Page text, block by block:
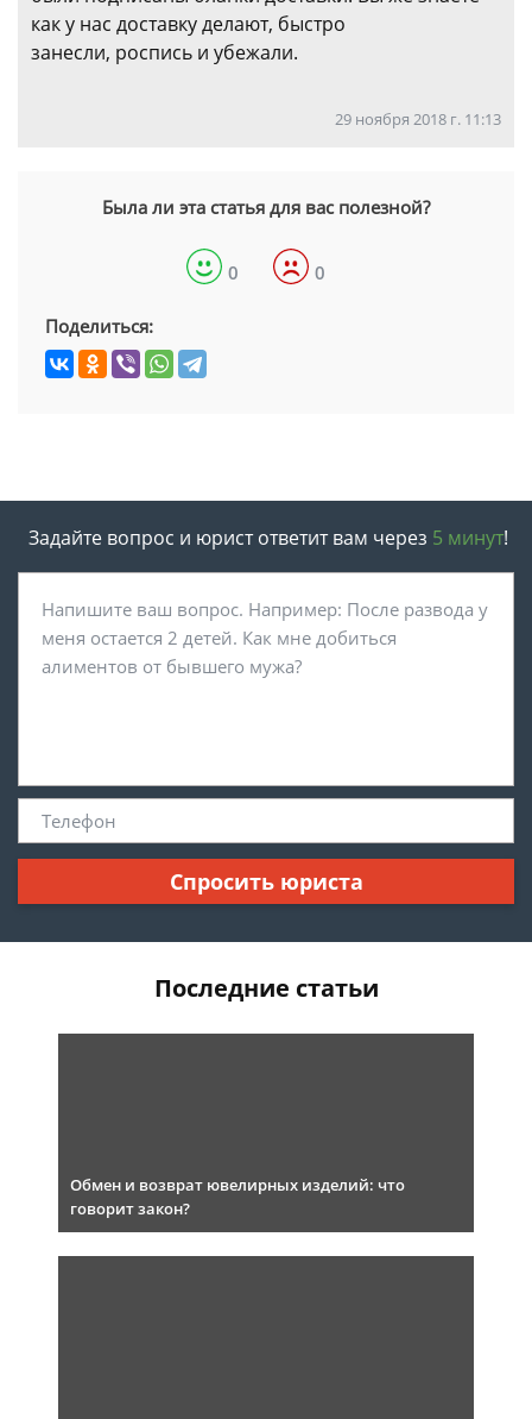
как у нас доставку делают, быстро
занесли, роспись и убежали.
29 ноября 2018 г. 11:13
Была ли эта статья для вас полезной?
0 0
Поделиться:
Задайте вопрос и юрист ответит вам через 5 минут!
Спросить юриста
Последние статьи
Обмен и возврат ювелирных изделий: что
говорит закон?